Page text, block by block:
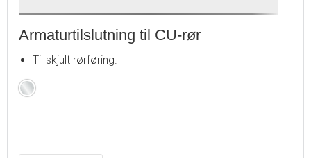
Armaturtilslutning til CU-rør
Til skjult rørføring.
Krom